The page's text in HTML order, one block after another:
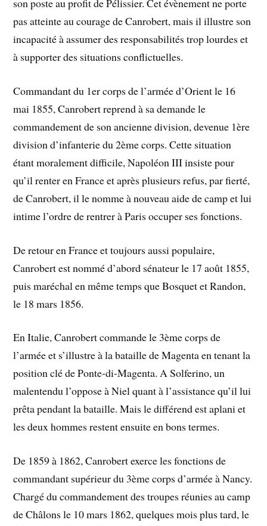
son poste au profit de Pélissier. Cet évènement ne porte
pas atteinte au courage de Canrobert, mais il illustre son
incapacité à assumer des responsabilités trop lourdes et
à supporter des situations conflictuelles.
Commandant du 1er corps de l’armée d’Orient le 16
mai 1855, Canrobert reprend à sa demande le
commandement de son ancienne division, devenue 1ère
division d’infanterie du 2ème corps. Cette situation
étant moralement difficile, Napoléon III insiste pour
qu’il renter en France et après plusieurs refus, par fierté,
de Canrobert, il le nomme à nouveau aide de camp et lui
intime l’ordre de rentrer à Paris occuper ses fonctions.
De retour en France et toujours aussi populaire,
Canrobert est nommé d’abord sénateur le 17 août 1855,
puis maréchal en même temps que Bosquet et Randon,
le 18 mars 1856.
En Italie, Canrobert commande le 3ème corps de
l’armée et s’illustre à la bataille de Magenta en tenant la
position clé de Ponte-di-Magenta. A Solferino, un
malentendu l’oppose à Niel quant à l’assistance qu’il lui
prêta pendant la bataille. Mais le différend est aplani et
les deux hommes restent ensuite en bons termes.
De 1859 à 1862, Canrobert exerce les fonctions de
commandant supérieur du 3ème corps d’armée à Nancy.
Chargé du commandement des troupes réunies au camp
de Châlons le 10 mars 1862, quelques mois plus tard, le